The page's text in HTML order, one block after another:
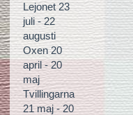
Lejonet 23
juli - 22
augusti
Oxen 20
april - 20
maj
Tvillingarna
21 maj - 20